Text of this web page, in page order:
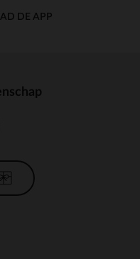
DE APP